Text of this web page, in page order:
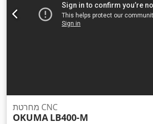
מחרטת CNC
OKUMA LB400-M